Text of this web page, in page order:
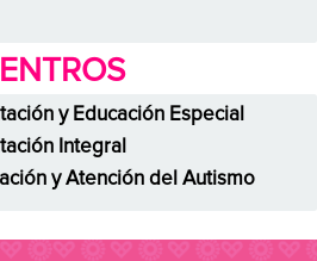
y Educación Especial
Integral
y Atención del Autismo